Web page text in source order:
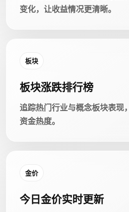
变化，让收益情况更清晰。
板块
板块涨跌排行榜
追踪热门行业与概念板块表现
资金热度。
金价
今日金价实时更新